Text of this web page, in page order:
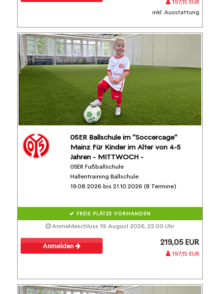
197,15 EUR
inkl. Ausstattung
05ER Ballschule im "Soccercage"
Mainz Für Kinder im Alter von 4-5
Jahren - MITTWOCH -
05ER Fußballschule
Hallentraining Ballschule
19.08.2026 bis 21.10.2026 (8 Termine)
FREIE PLÄTZE VORHANDEN
Anmeldeschluss 19. August 2026, 22:00 Uhr
Anmelden 219,05 EUR
197,15 EUR